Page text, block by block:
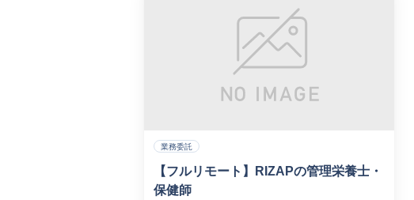
業務委託
【フルリモート】RIZAPの管理栄養士・
保健師